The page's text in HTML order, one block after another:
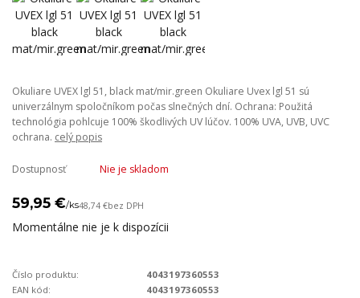
Okuliare UVEX lgl 51, black mat/mir.green Okuliare Uvex lgl 51 sú
univerzálnym spoločníkom počas slnečných dní. Ochrana: Použitá
technológia pohlcuje 100% škodlivých UV lúčov. 100% UVA, UVB, UVC
ochrana. celý popis
Dostupnosť Nie je skladom
59,95 €/ks48,74 €bez DPH
Momentálne nie je k dispozícii
Číslo produktu:
4043197360553
EAN kód:
4043197360553